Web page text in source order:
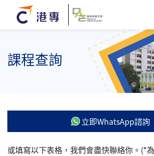
課程查詢
立即WhatsApp諮詢
或填寫以下表格，我們會盡快聯絡你。(*